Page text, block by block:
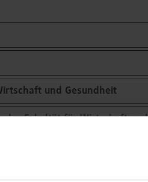
und Gesundheit
Fakultät für Wirtschaft
Dekanat Wirtschaft &